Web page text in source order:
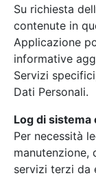
Su richiesta
contenute in
Applicazione
informative
Servizi
Dati Personali.
Log di sistema
Per necessità
manutenzione,
servizi terzi da